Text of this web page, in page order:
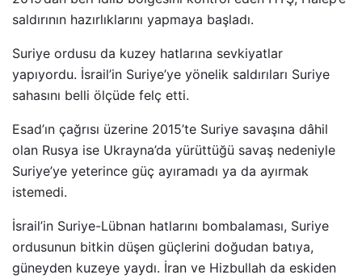
saldırının hazırlıklarını yapmaya başladı.
Suriye ordusu da kuzey hatlarına sevkiyatlar
yapıyordu. İsrail’in Suriye’ye yönelik saldırıları Suriye
sahasını belli ölçüde felç etti.
Esad’ın çağrısı üzerine 2015’te Suriye savaşına dâhil
olan Rusya ise Ukrayna’da yürüttüğü savaş nedeniyle
Suriye’ye yeterince güç ayıramadı ya da ayırmak
istemedi.
İsrail’in Suriye-Lübnan hatlarını bombalaması, Suriye
ordusunun bitkin düşen güçlerini doğudan batıya,
güneyden kuzeye yaydı. İran ve Hizbullah da eskiden